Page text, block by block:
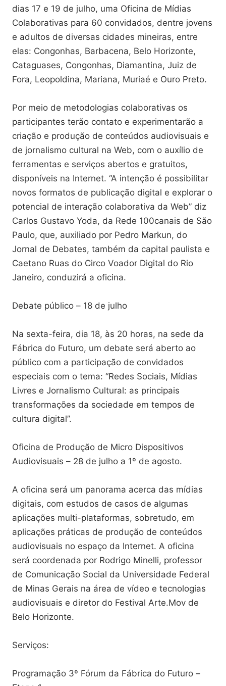
dias 17 e 19 de julho, uma Oficina de Mídias
Colaborativas para 60 convidados, dentre jovens
e adultos de diversas cidades mineiras, entre
elas: Congonhas, Barbacena, Belo Horizonte,
Cataguases, Congonhas, Diamantina, Juiz de
Fora, Leopoldina, Mariana, Muriaé e Ouro Preto.
Por meio de metodologias colaborativas os
participantes terão contato e experimentarão a
criação e produção de conteúdos audiovisuais e
de jornalismo cultural na Web, com o auxílio de
ferramentas e serviços abertos e gratuitos,
disponíveis na Internet. “A intenção é possibilitar
novos formatos de publicação digital e explorar o
potencial de interação colaborativa da Web” diz
Carlos Gustavo Yoda, da Rede 100canais de São
Paulo, que, auxiliado por Pedro Markun, do
Jornal de Debates, também da capital paulista e
Caetano Ruas do Circo Voador Digital do Rio
Janeiro, conduzirá a oficina.
Debate público – 18 de julho
Na sexta-feira, dia 18, às 20 horas, na sede da
Fábrica do Futuro, um debate será aberto ao
público com a participação de convidados
especiais com o tema: “Redes Sociais, Mídias
Livres e Jornalismo Cultural: as principais
transformações da sociedade em tempos de
cultura digital”.
Oficina de Produção de Micro Dispositivos
Audiovisuais – 28 de julho a 1º de agosto.
A oficina será um panorama acerca das mídias
digitais, com estudos de casos de algumas
aplicações multi-plataformas, sobretudo, em
aplicações práticas de produção de conteúdos
audiovisuais no espaço da Internet. A oficina
será coordenada por Rodrigo Minelli, professor
de Comunicação Social da Universidade Federal
de Minas Gerais na área de vídeo e tecnologias
audiovisuais e diretor do Festival Arte.Mov de
Belo Horizonte.
Serviços:
Programação 3º Fórum da Fábrica do Futuro –